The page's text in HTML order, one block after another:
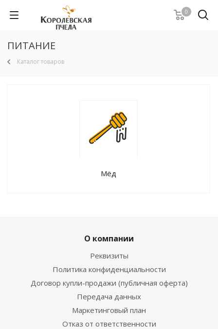
0
ПИТАНИЕ
Каталог товаров
Мёд
О компании
Реквизиты
Политика конфиденциальности
Договор купли-продажи (публичная оферта)
Передача данных
Маркетинговый план
Отказ от ответственности